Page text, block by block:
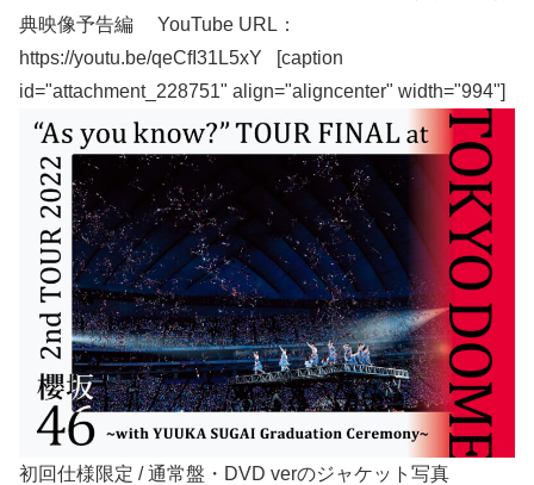
典映像予告編 YouTube URL：
https://youtu.be/qeCfI31L5xY [caption
id="attachment_228751" align="aligncenter" width="994"]
初回仕様限定 / 通常盤・DVD verのジャケット写真